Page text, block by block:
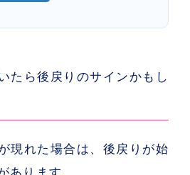
たら後戻りのサインかもし
現れた場合は、後戻りが始